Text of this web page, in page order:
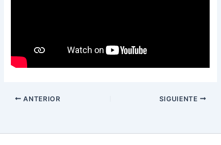
ANTERIOR SIGUIENTE